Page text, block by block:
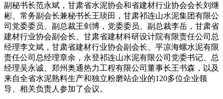
副秘书长范永斌，甘肃省水泥协会和省建材行业协会会长刘继
彬、常务副会长兼秘书长王琰田，甘肃祁连山水泥集团有限公
司党委委员、副总裁王剑博，党委委员、副总裁李岳，甘肃省
建材行业协会副会长、甘肃省建材科研设计院有限责任公司总
经理李文斌，甘肃省建材行业协会副会长、平凉海螺水泥有限
责任公司总经理章余，永登祁连山水泥有限公司党委书记、总
经理吴永诚、郑州奥通热力工程有限公司董事长王书森，以及
来自全省水泥熟料生产和独立粉磨站企业的120多位企业领
导、相关负责人参加了会议。